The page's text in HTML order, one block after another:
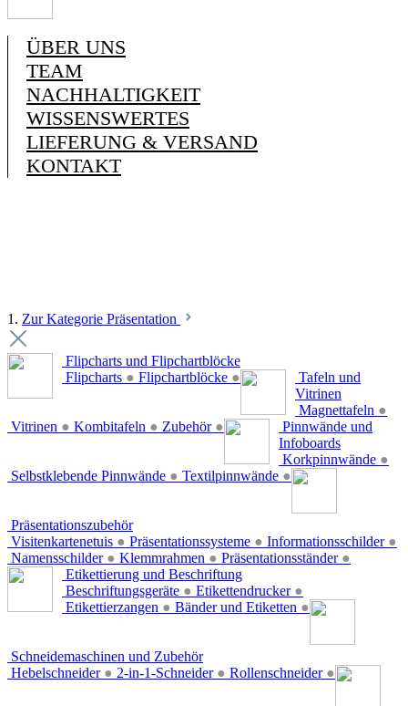
ÜBER UNS
TEAM
NACHHALTIGKEIT
WISSENSWERTES
LIEFERUNG & VERSAND
KONTAKT
1. Zur Kategorie Präsentation
Flipcharts und Flipchartblöcke
Flipcharts ● Flipchartblöcke ●
Tafeln und
Vitrinen
Magnettafeln ●
Vitrinen ● Kombitafeln ● Zubehör ●
Pinnwände und
Infoboards
Korkpinnwände ●
Selbstklebende Pinnwände ● Textilpinnwände ●
Präsentationszubehör
Visitenkartenetuis ● Präsentationssysteme ● Informationsschilder ●
Namensschilder ● Klemmrahmen ● Präsentationsständer ●
Etikettierung und Beschriftung
Beschriftungsgeräte ● Etikettendrucker ●
Etikettierzangen ● Bänder und Etiketten ●
Schneidemaschinen und Zubehör
Hebelschneider ● 2-in-1-Schneider ● Rollenschneider ●